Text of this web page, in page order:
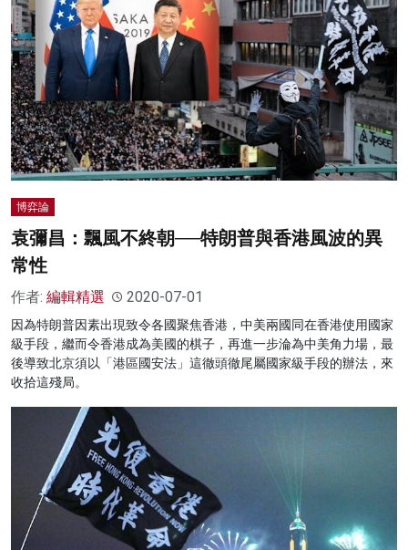
博弈論
袁彌昌：飄風不終朝──特朗普與香港風波的異
常性
作者: 編輯精選 2020-07-01
因為特朗普因素出現致令各國聚焦香港，中美兩國同在香港使用國家
級手段，繼而令香港成為美國的棋子，再進一步淪為中美角力場，最
後導致北京須以「港區國安法」這徹頭徹尾屬國家級手段的辦法，來
收拾這殘局。